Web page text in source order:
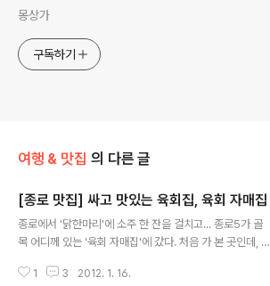
몽상가
구독하기
여행 & 맛집 의 다른 글
[종로 맛집] 싸고 맛있는 육회집, 육회 자매집
종로에서 '닭한마리'에 소주 한 잔을 걸치고... 종로5가 골
목 어디께 있는 '육회 자매집'에 갔다. 처음 가 본 곳인데, 육
회 프랜차이즈점들이 많이 들어섰는데, 고기가 그리 신선
1 3 2012. 1. 16.